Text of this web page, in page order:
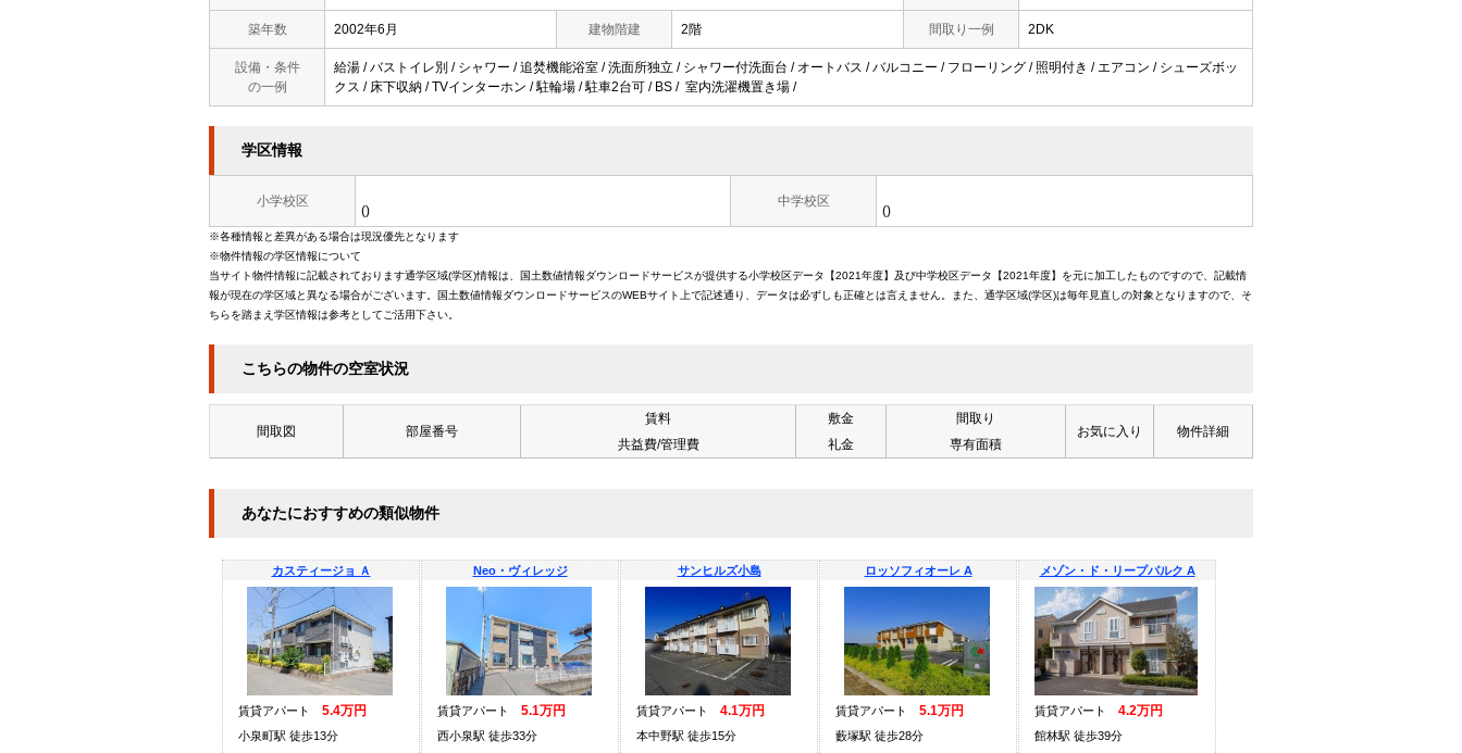
築年数 2002年6月 建物階建 2階 間取り一例 2DK
設備・条件
の一例
給湯 / バストイレ別 / シャワー / 追焚機能浴室 / 洗面所独立 / シャワー付洗面台 / オートバス / バルコニー / フローリング / 照明付き / エアコン / シューズボッ
クス / 床下収納 / TVインターホン / 駐輪場 / 駐車2台可 / BS / 室内洗濯機置き場 /
学区情報
小学校区
()
中学校区
()
※各種情報と差異がある場合は現況優先となります
※物件情報の学区情報について
当サイト物件情報に記載されております通学区域(学区)情報は、国土数値情報ダウンロードサービスが提供する小学校区データ【2021年度】及び中学校区データ【2021年度】を元に加工したものですので、記載情
報が現在の学区域と異なる場合がございます。国土数値情報ダウンロードサービスのWEBサイト上で記述通り、データは必ずしも正確とは言えません。また、通学区域(学区)は毎年見直しの対象となりますので、そ
ちらを踏まえ学区情報は参考としてご活用下さい。
こちらの物件の空室状況
間取図 部屋番号
賃料
共益費/管理費
敷金
礼金
間取り
専有面積
お気に入り 物件詳細
あなたにおすすめの類似物件
カスティージョ Ａ
賃貸アパート 5.4万円
小泉町駅 徒歩13分
Neo・ヴィレッジ
賃貸アパート 5.1万円
西小泉駅 徒歩33分
サンヒルズ小島
賃貸アパート 4.1万円
本中野駅 徒歩15分
ロッソフィオーレ A
賃貸アパート 5.1万円
藪塚駅 徒歩28分
メゾン・ド・リープパルク A
賃貸アパート 4.2万円
館林駅 徒歩39分